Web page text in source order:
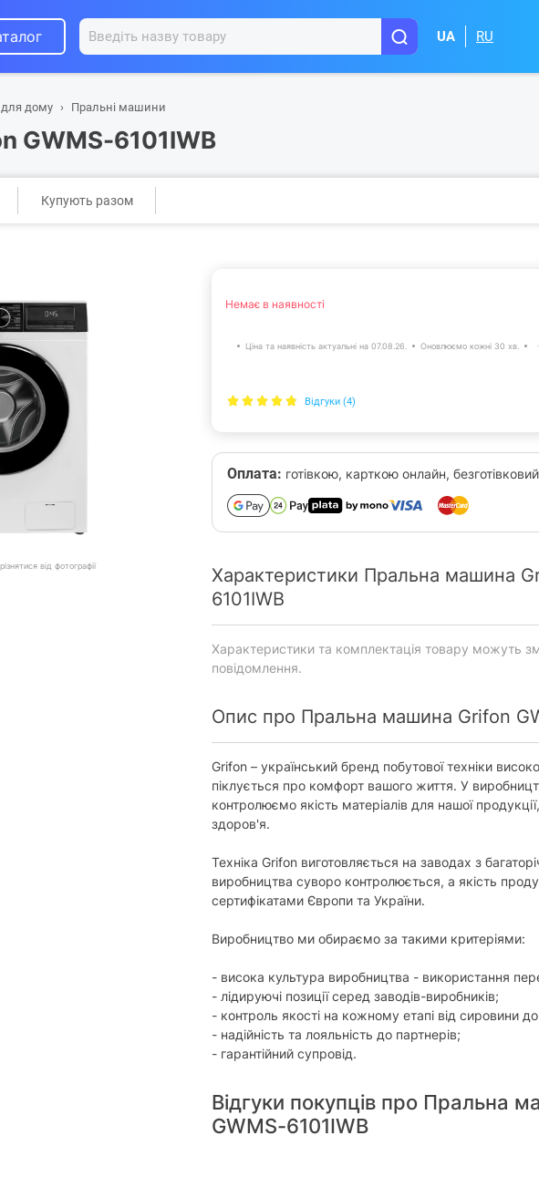
UA RU
для дому Пральні машини
GWMS-6101IWB
Купують разом
від фотографії
Немає в наявності
Ціна та наявність актуальні на 07.08.26. Оновлюємо кожні 30 хв.
Відгуки (4)
Оплата: готівкою, карткою онлайн,
Характеристики Пральна машина
6101IWB
Характеристики та комплектація товару можуть
повідомлення.
Опис про Пральна машина Grifon
Grifon – український бренд побутової техніки
піклується про комфорт вашого життя. У
контролюємо якість матеріалів для нашої
здоров'я.
Техніка Grifon виготовляється на заводах з
виробництва суворо контролюється, а якість
сертифікатами Європи та України.
Виробництво ми обираємо за такими критеріями:
- висока культура виробництва - використання
- лідируючі позиції серед заводів-виробників;
- контроль якості на кожному етапі від сировини до
- надійність та лояльність до партнерів;
- гарантійний супровід.
Відгуки покупців про Пральна
GWMS-6101IWB